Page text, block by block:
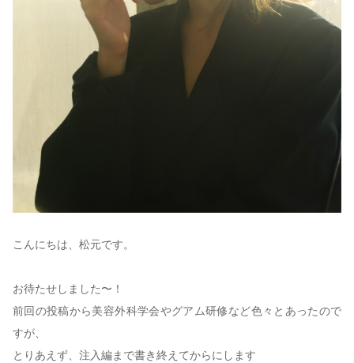
こんにちは、松元です。
お待たせしました〜！
前回の投稿から美容外科学会やグアム研修など色々とあったので
すが、
とりあえず、注入編まで書き終えてからにします